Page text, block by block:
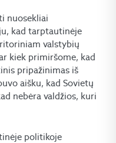
nuosekliai
kad tarptautinėje
valstybių
kiek primiršome, kad
pripažinimas iš
aišku, kad Sovietų
nebėra valdžios, kuri
politikoje